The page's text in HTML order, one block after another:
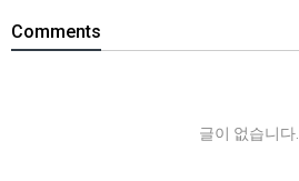
Comments
글이 없습니다.